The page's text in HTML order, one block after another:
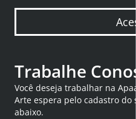
Trabalhe
Você deseja trabalhar na
Arte espera pelo cadastro do
abaixo.